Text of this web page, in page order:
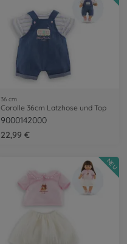
36 cm
Corolle 36cm Latzhose und Top
9000142000
22,99 €
NEU